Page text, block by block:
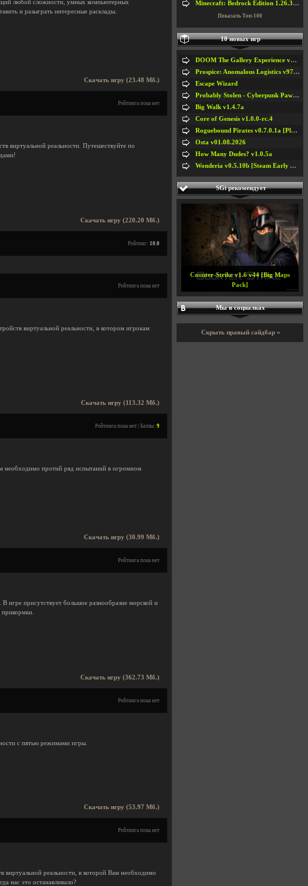
любой сложности, умных компьютерных
и разыграть интересные расклады.
Скачать игру (23.48 Мб.)
Рейтинга пока нет
виртуальной реальности. Путешествуйте по
Скачать игру (220.20 Мб.)
Рейтинг: 10.0
Рейтинга пока нет
виртуальной реальности, в котором игрокам
Скачать игру (113.32 Мб.)
Рейтинга пока нет | Баллы: 9
необходимо протий ряд испытаний в огромном
Скачать игру (30.99 Мб.)
Рейтинга пока нет
игре присутствует большое разнообразие морской и
Скачать игру (362.73 Мб.)
Рейтинга пока нет
с пятью режимами игры.
Скачать игру (53.97 Мб.)
Рейтинга пока нет
виртуальной реальности, в которой Вам необходимо
нас это останавливало?
Minecraft: Bedrock Edition 1.26.33.1a / + TLauncher v2.89
Показать Топ-100
10 новых игр
DOOM The Gallery Experience v1.4.2
Prospice: Anomalous Logistics v97 [Playtest]
Escape Wizard
Probably Stolen - Cyberpunk Pawnshop Simulator v048c [Playtest]
Big Walk v1.4.7a
Core of Genesis v1.0.0-rc.4
Roguebound Pirates v0.7.0.1a [Playtest]
Osta v01.08.2026
How Many Dudes? v1.0.5a
Wonderia v0.5.10b [Steam Early Access]
SGi рекомендует
Counter-Strike v1.6 v44 [Big Maps
Pack]
Мы в социалках
Скрыть правый сайдбар »